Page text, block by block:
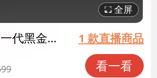
全屏
代黑金原
1 款直播商品
看一看